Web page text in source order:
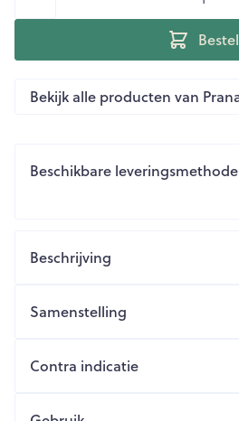
Bestel
Bekijk alle producten van
Beschikbare
Beschrijving
Samenstelling
Contra indicatie